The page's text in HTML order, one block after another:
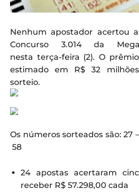
Nenhum apostador acertou
Concurso 3.014 da
nesta terça-feira (2). O
estimado em R$ 32
sorteio.
Os números sorteados são: 27
58
24 apostas acertaram
receber R$ 57.298,00 cada